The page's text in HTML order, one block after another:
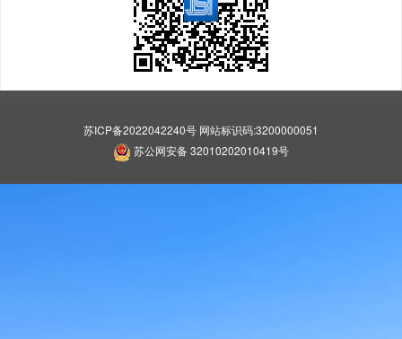
苏ICP备2022042240号 网站标识码:3200000051
苏公网安备 32010202010419号